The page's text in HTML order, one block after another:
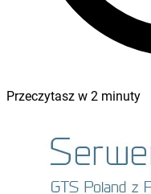
Przeczytasz w 2 minuty